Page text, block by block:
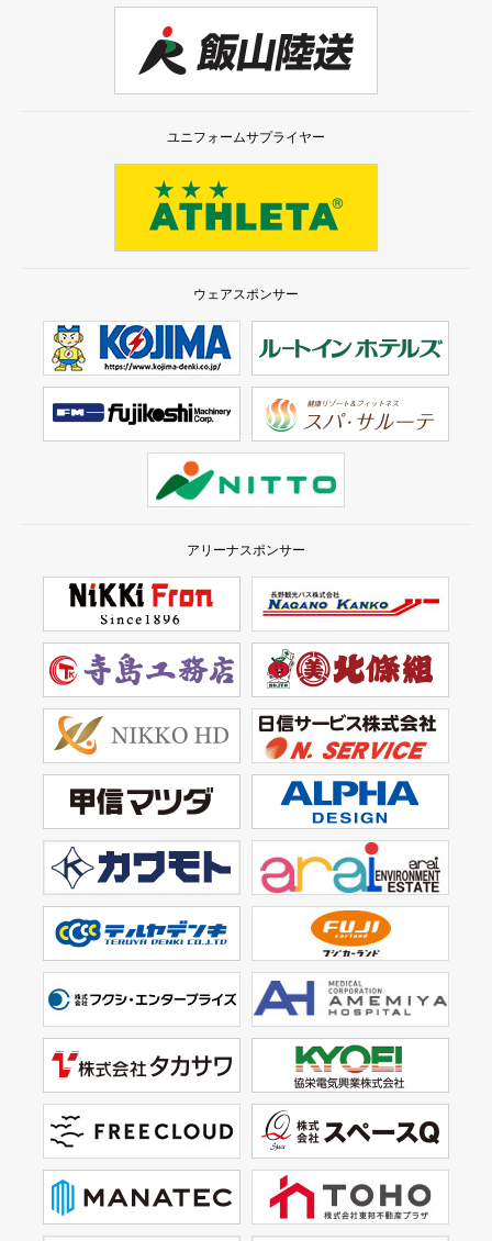
ユニフォームサプライヤー
ウェアスポンサー
アリーナスポンサー